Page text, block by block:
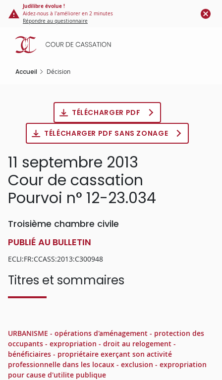
Panneau de gestion des cookies
contenu
principal
Judilibre évolue !
Aidez-nous à l'améliorer en 2 minutes
Répondre au questionnaire
Accueil Décision
TÉLÉCHARGER PDF
TÉLÉCHARGER PDF SANS ZONAGE
11 septembre 2013
Cour de cassation
Pourvoi n° 12-23.034
Troisième chambre civile
PUBLIÉ AU BULLETIN
ECLI:FR:CCASS:2013:C300948
Titres et sommaires
URBANISME - opérations d'aménagement - protection des
occupants - expropriation - droit au relogement -
bénéficiaires - propriétaire exerçant son activité
professionnelle dans les locaux - exclusion - expropriation
pour cause d'utilite publique